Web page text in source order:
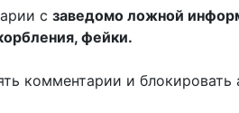
с заведомо ложной
фейки.
комментарии и блокировать